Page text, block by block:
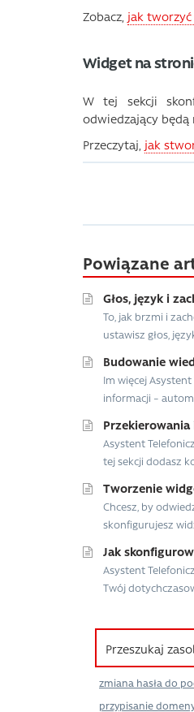
Zobacz, jak tworzyć
Widget na
W tej sekcji
odwiedzający będą
Przeczytaj, jak
Powiązane
Głos, język i
To, jak brzmi i
ustawisz głos,
Budowanie
Im więcej
informacji –
Asystent
tej sekcji dodasz
Tworzenie
Chcesz, by
skonfigurujesz
Jak
Asystent
Twój
zmiana hasła do
przypisanie